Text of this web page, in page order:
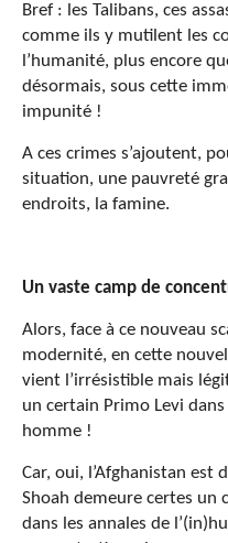
Bref : les Talibans, ces
comme ils y mutilent les
l’humanité, plus encore
désormais, sous cette
impunité !
A ces crimes s’ajoutent,
situation, une pauvreté
endroits, la famine.
Un vaste camp de
Alors, face à ce nouveau
modernité, en cette
vient l’irrésistible mais
un certain Primo Levi dans
homme !
Car, oui, l’Afghanistan est
Shoah demeure certes un
dans les annales de